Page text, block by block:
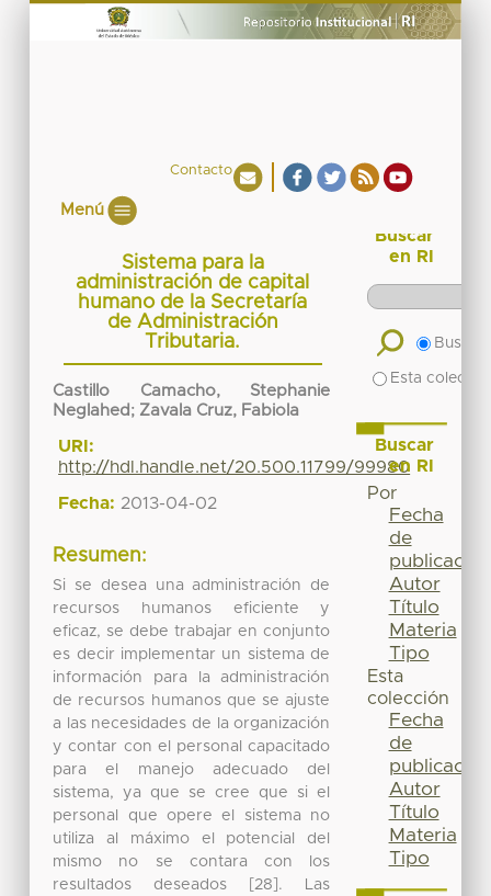
Contacto
Menú
Sistema para la
administración de capital
humano de la Secretaría
de Administración
Tributaria.
Castillo Camacho, Stephanie
Neglahed ; Zavala Cruz, Fabiola
URI:
http://hdl.handle.net/20.500.11799/99980
Fecha: 2013-04-02
Resumen:
Si se desea una administración de
recursos humanos eficiente y
eficaz, se debe trabajar en conjunto
es decir implementar un sistema de
información para la administración
de recursos humanos que se ajuste
a las necesidades de la organización
y contar con el personal capacitado
para el manejo adecuado del
sistema, ya que se cree que si el
personal que opere el sistema no
utiliza al máximo el potencial del
mismo no se contara con los
resultados deseados [28]. Las
Buscar
en RI
Buscar
Esta
Buscar
en RI
Por
Fecha
de
publicación
Autor
Título
Materia
Tipo
Esta
colección
Fecha
de
publicación
Autor
Título
Materia
Tipo